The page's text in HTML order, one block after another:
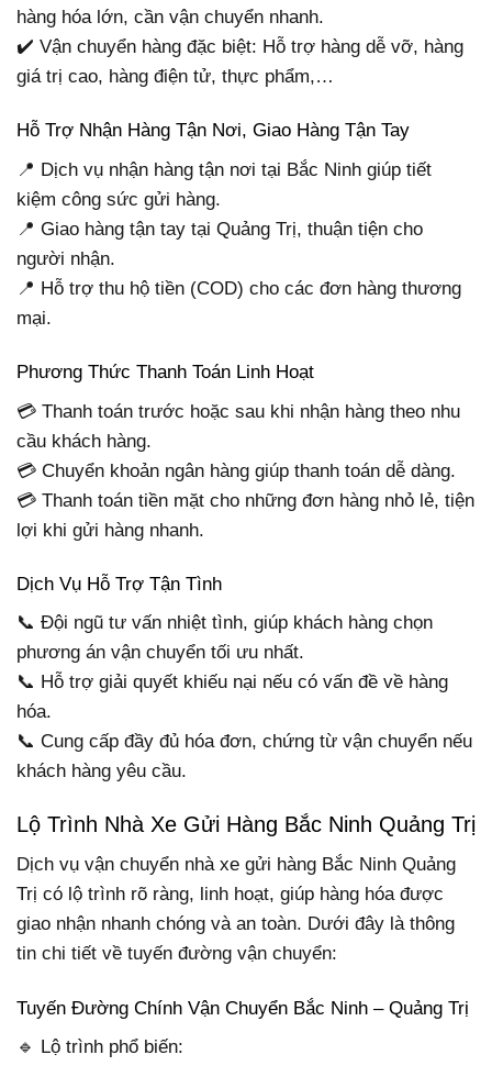
hàng hóa lớn, cần vận chuyển nhanh.
✔️ Vận chuyển hàng đặc biệt: Hỗ trợ hàng dễ vỡ, hàng
giá trị cao, hàng điện tử, thực phẩm,…
Hỗ Trợ Nhận Hàng Tận Nơi, Giao Hàng Tận Tay
📍 Dịch vụ nhận hàng tận nơi tại Bắc Ninh giúp tiết
kiệm công sức gửi hàng.
📍 Giao hàng tận tay tại Quảng Trị, thuận tiện cho
người nhận.
📍 Hỗ trợ thu hộ tiền (COD) cho các đơn hàng thương
mại.
Phương Thức Thanh Toán Linh Hoạt
💳 Thanh toán trước hoặc sau khi nhận hàng theo nhu
cầu khách hàng.
💳 Chuyển khoản ngân hàng giúp thanh toán dễ dàng.
💳 Thanh toán tiền mặt cho những đơn hàng nhỏ lẻ, tiện
lợi khi gửi hàng nhanh.
Dịch Vụ Hỗ Trợ Tận Tình
📞 Đội ngũ tư vấn nhiệt tình, giúp khách hàng chọn
phương án vận chuyển tối ưu nhất.
📞 Hỗ trợ giải quyết khiếu nại nếu có vấn đề về hàng
hóa.
📞 Cung cấp đầy đủ hóa đơn, chứng từ vận chuyển nếu
khách hàng yêu cầu.
Lộ Trình Nhà Xe Gửi Hàng Bắc Ninh Quảng Trị
Dịch vụ vận chuyển nhà xe gửi hàng Bắc Ninh Quảng
Trị có lộ trình rõ ràng, linh hoạt, giúp hàng hóa được
giao nhận nhanh chóng và an toàn. Dưới đây là thông
tin chi tiết về tuyến đường vận chuyển:
Tuyến Đường Chính Vận Chuyển Bắc Ninh – Quảng Trị
🔹 Lộ trình phổ biến: